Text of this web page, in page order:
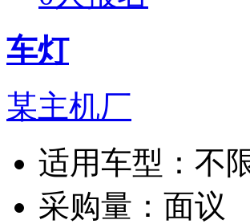
车灯
某主机厂
适用车型： 不
采购量： 面议